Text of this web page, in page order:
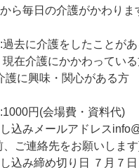
ら毎日の介護がかわりま
過去に介護をしたことが
護にかかわっている
興味・関心がある方
円(会場費・資料代)
込みメールアドレス
、ご連絡先をお願いしま
込み締め切り日 ７月７日​